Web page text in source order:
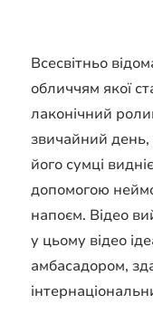
Всесвітньо
обличчям якої
лаконічний
звичайний день,
його сумці
допомогою
напоєм. Відео
у цьому відео
амбасадором,